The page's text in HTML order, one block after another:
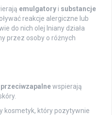
emulgatory i substancje
reakcje alergiczne lub
do nich olej lniany działa
przez osoby o różnych
wspierają
kosmetyk, który pozytywnie